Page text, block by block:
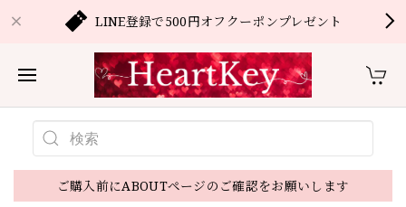
LINE登録で500円オフクーポンプレゼント
ご購入前にABOUTページのご確認をお願いします